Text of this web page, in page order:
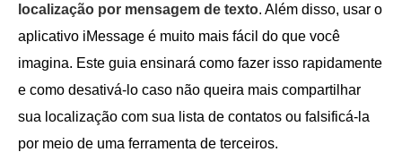
localização por mensagem de texto. Além disso, usar o
aplicativo iMessage é muito mais fácil do que você
imagina. Este guia ensinará como fazer isso rapidamente
e como desativá-lo caso não queira mais compartilhar
sua localização com sua lista de contatos ou falsificá-la
por meio de uma ferramenta de terceiros.